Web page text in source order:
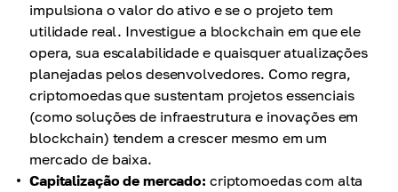
impulsiona o valor do ativo e se o projeto tem
utilidade real. Investigue a blockchain em que ele
opera, sua escalabilidade e quaisquer atualizações
planejadas pelos desenvolvedores. Como regra,
criptomoedas que sustentam projetos essenciais
(como soluções de infraestrutura e inovações em
blockchain) tendem a crescer mesmo em um
mercado de baixa.
Capitalização de mercado: criptomoedas com alta